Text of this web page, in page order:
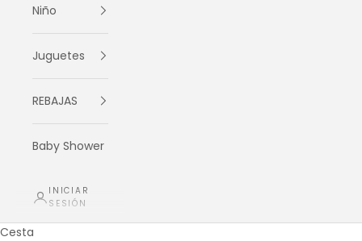
Niño
Juguetes
REBAJAS
Baby Shower
INICIAR
SESIÓN
Cesta